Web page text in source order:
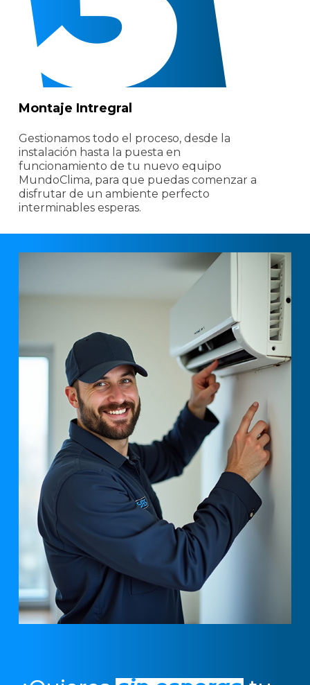
Montaje Intregral
Gestionamos todo el proceso, desde la
instalación hasta la puesta en
funcionamiento de tu nuevo equipo
MundoClima, para que puedas comenzar a
disfrutar de un ambiente perfecto
interminables esperas.